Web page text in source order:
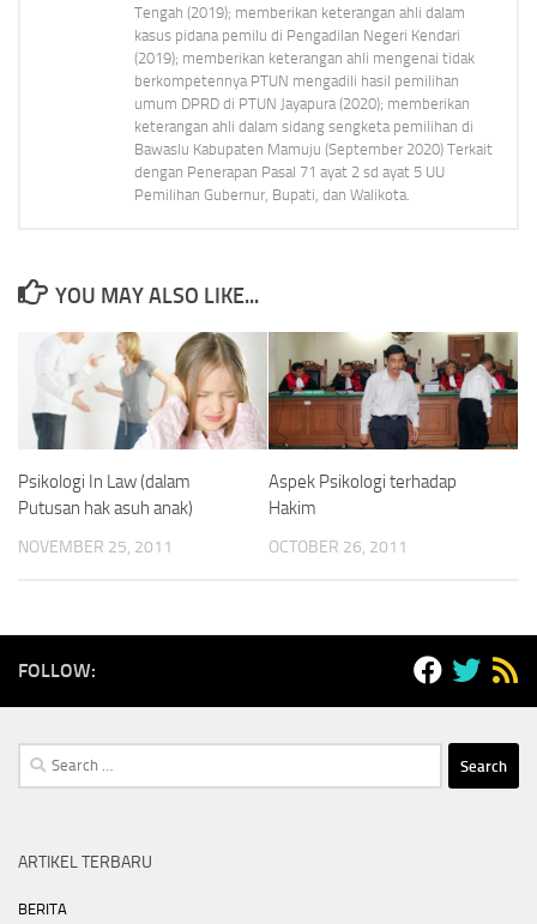
Tengah (2019); memberikan keterangan ahli dalam
kasus pidana pemilu di Pengadilan Negeri Kendari
(2019); memberikan keterangan ahli mengenai tidak
berkompetennya PTUN mengadili hasil pemilihan
umum DPRD di PTUN Jayapura (2020); memberikan
keterangan ahli dalam sidang sengketa pemilihan di
Bawaslu Kabupaten Mamuju (September 2020) Terkait
dengan Penerapan Pasal 71 ayat 2 sd ayat 5 UU
Pemilihan Gubernur, Bupati, dan Walikota.
YOU MAY ALSO LIKE...
Psikologi In Law (dalam
Putusan hak asuh anak)
NOVEMBER 25, 2011
Aspek Psikologi terhadap
Hakim
OCTOBER 26, 2011
FOLLOW:
Search
for:
ARTIKEL TERBARU
BERITA